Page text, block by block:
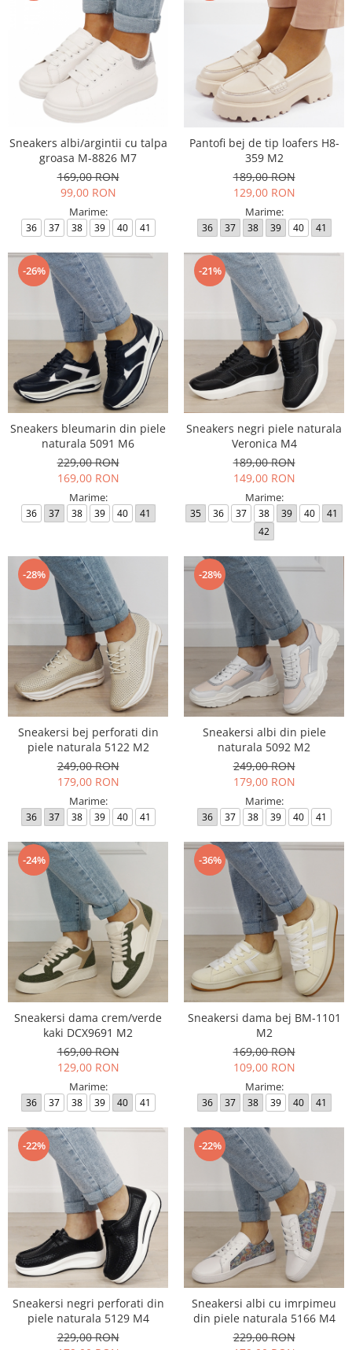
Sneakers albi/argintii cu talpa
groasa M-8826 M7
169,00 RON
99,00 RON
Marime:
36 37 38 39 40 41
Pantofi bej de tip loafers H8-
359 M2
189,00 RON
129,00 RON
Marime:
36 37 38 39 40 41
-26%
Sneakers bleumarin din piele
naturala 5091 M6
229,00 RON
169,00 RON
Marime:
36 37 38 39 40 41
-21%
Sneakers negri piele naturala
Veronica M4
189,00 RON
149,00 RON
Marime:
35 36 37 38 39 40
41
42
-28%
Sneakersi bej perforati din
piele naturala 5122 M2
249,00 RON
179,00 RON
Marime:
36 37 38 39 40 41
-28%
Sneakersi albi din piele
naturala 5092 M2
249,00 RON
179,00 RON
Marime:
36 37 38 39 40 41
-24%
Sneakersi dama crem/verde
kaki DCX9691 M2
169,00 RON
129,00 RON
Marime:
36 37 38 39 40 41
-36%
Sneakersi dama bej BM-1101
M2
169,00 RON
109,00 RON
Marime:
36 37 38 39 40 41
-22%
Sneakersi negri perforati din
piele naturala 5129 M4
229,00 RON
-22%
Sneakersi albi cu imrpimeu
din piele naturala 5166 M4
229,00 RON